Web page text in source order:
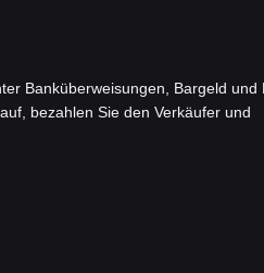
Banküberweisungen, Bargeld und
bezahlen Sie den Verkäufer und